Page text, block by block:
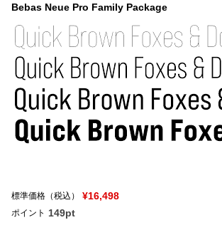
Bebas Neue Pro Family Package
標準価格（税込） ¥16,498
ポイント 149pt